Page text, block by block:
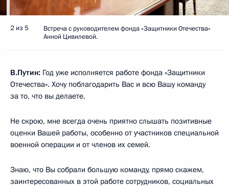
2 из 5
Встреча с руководителем фонда «Защитники Отечества»
Анной Цивилевой.
В.Путин: Год уже исполняется работе фонда «Защитники
Отечества». Хочу поблагодарить Вас и всю Вашу команду
за то, что вы делаете.
Не скрою, мне всегда очень приятно слышать позитивные
оценки Вашей работы, особенно от участников специальной
военной операции и от членов их семей.
Знаю, что Вы собрали большую команду, прямо скажем,
заинтересованных в этой работе сотрудников, социальных